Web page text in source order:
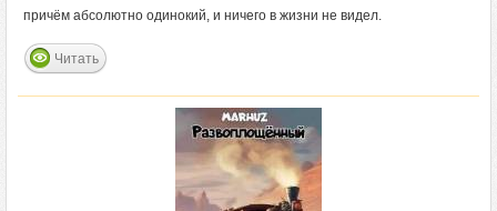
причём абсолютно одинокий, и ничего в жизни не видел.
Читать